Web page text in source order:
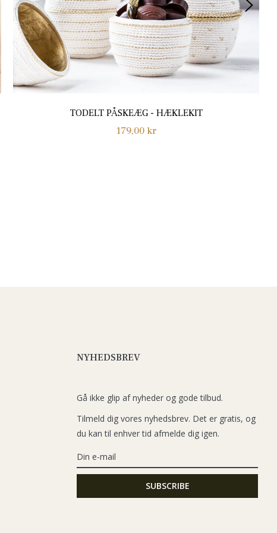
TODELT PÅSKEÆG - HÆKLEKIT
Normalpris
179,00 kr
NYHEDSBREV
Gå ikke glip af nyheder og gode tilbud.
Tilmeld dig vores nyhedsbrev. Det er gratis, og
du kan til enhver tid afmelde dig igen.